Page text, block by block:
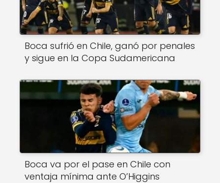
Boca sufrió en Chile, ganó por penales
y sigue en la Copa Sudamericana
Boca va por el pase en Chile con
ventaja mínima ante O’Higgins